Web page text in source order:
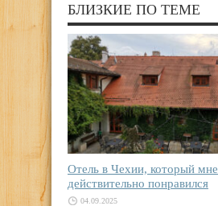
БЛИЗКИЕ ПО ТЕМЕ
Отель в Чехии, который мне
действительно понравился
04.09.2025